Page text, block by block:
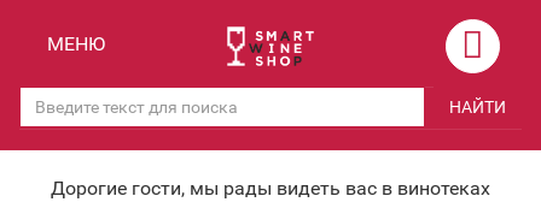
Скидки
Мероприятия
Вино крепленое
Вино игристое и Шампанское
МЕНЮ
НАЙТИ
Дорогие гости, мы рады видеть вас в винотеках